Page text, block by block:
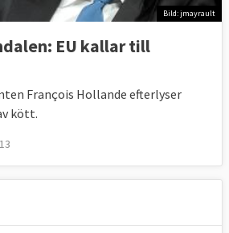
Bild: jmayrault
EU kallar till
François Hollande efterlyser
kött.